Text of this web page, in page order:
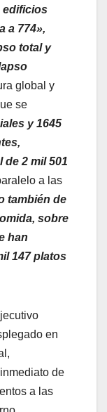
edificios
a 774»,
total y
global y
se
y 1645
de 2 mil 501
a las
también de
sobre
han
147 platos
en
de
a las